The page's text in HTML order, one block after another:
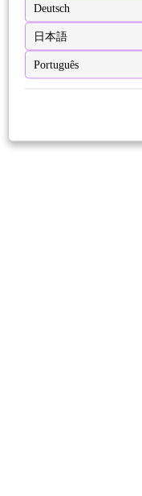
Deutsch
日本語
Português